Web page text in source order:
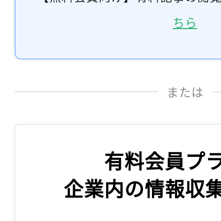
ちら
または
有料会員プ
企業内の情報収